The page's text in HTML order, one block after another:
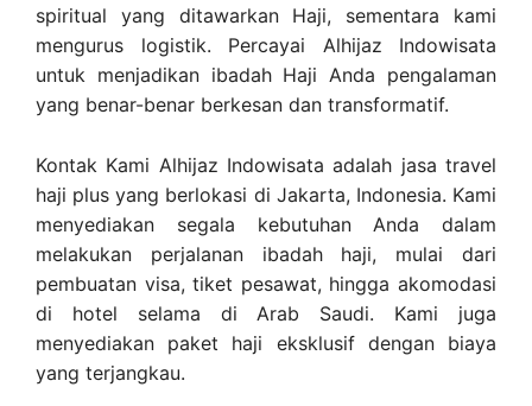
spiritual yang ditawarkan Haji, sementara kami
mengurus logistik. Percayai Alhijaz Indowisata
untuk menjadikan ibadah Haji Anda pengalaman
yang benar-benar berkesan dan transformatif.
Kontak Kami Alhijaz Indowisata adalah jasa travel
haji plus yang berlokasi di Jakarta, Indonesia. Kami
menyediakan segala kebutuhan Anda dalam
melakukan perjalanan ibadah haji, mulai dari
pembuatan visa, tiket pesawat, hingga akomodasi
di hotel selama di Arab Saudi. Kami juga
menyediakan paket haji eksklusif dengan biaya
yang terjangkau.